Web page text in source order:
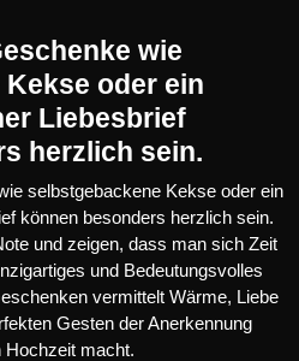
wie
oder ein
Liebesbrief
herzlich sein.
selbstgebackene Kekse oder ein
können besonders herzlich sein.
und zeigen, dass man sich Zeit
und Bedeutungsvolles
vermittelt Wärme, Liebe
Gesten der Anerkennung
Hochzeit macht.